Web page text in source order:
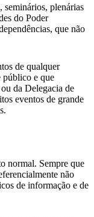
seminários, plenárias
do Poder
que não
de qualquer
público e que
da Delegacia de
eventos de grande
normal. Sempre que
não
de informação e de